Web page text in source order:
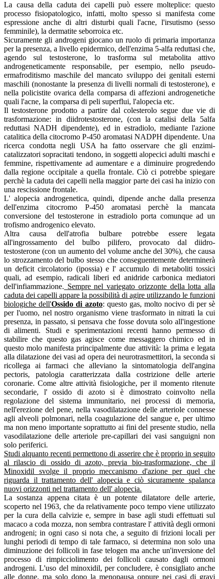
La causa della caduta dei capelli può essere molteplice: questo
processo fisiopatologico, infatti, molto spesso si manifesta come
espressione anche di altri disturbi quali l'acne, l'irsutismo (sesso
femminile), la dermatite seborroica etc.
Sicuramente gli androgeni giocano un ruolo di primaria importanza
per la presenza, a livello epidermico, dell'enzima 5-alfa reduttasi che,
agendo sul testosterone, lo trasforma sul metabolita attivo
androgeneticamente responsabile, per esempio, nello pseudo-
ermafroditismo maschile del mancato sviluppo dei genitali esterni
maschili (nonostante la presenza di livelli normali di testosterone), e
nella policistite ovarica della comparsa di affezioni androgenetiche
quali l'acne, la comparsa di peli superflui, l'alopecia etc.
Il testosterone prodotto a partire dal colesterolo segue due vie di
trasformazione: in diidrotestosterone, (con la catalisi della 5alfa
reduttasi NADH dipendente), ed in estradiolo, mediante l'azione
catalitica della citocromo P-450 aromatasi NADPH dipendente. Una
ricerca condotta negli USA ha fatto osservare che gli enzimi-
catalizzatori sopracitati tendono, in soggetti alopecici adulti maschi e
femmine, rispettivamente ad aumentare e a diminuire progredendo
dalla regione occipitale a quella frontale. Ciò ci potrebbe spiegare
perchè la caduta dei capelli nella maggior parte dei casi ha inizio con
una rescissione frontale.
L' alopecia androgenetica, quindi, dipende anche dalla presenza
dell'enzima citocromo P-450 aromatasi perchè la mancata
conversione del testosterone in estradiolo porta comunque ad un
trofismo androgenico elevato.
Altra causa dell'atrofia bulbare potrebbe essere legata
all'ingrossamento del bulbo pilifero, provocato dal diidro-
testosterone (con un aumento del volume anche del 30%), che causa
lo strozzamento del bulbo stesso che conseguentemente determinerà
un deficit circolatorio (ipossia) e l' accumulo di metaboliti tossici
quali, ad esempio, radicali liberi ed anidride carbonica mediatori
dell'infiammazione. Sempre nel variegato orizzonte della lotta alla
caduta dei capelli appare la possibilità di agire utilizzando le funzioni
biologiche dell'Ossido di azoto: questo gas, molto nocivo di per sè
per l'uomo, nel nostro organismo viene trasformato in nitrati la cui
presenza, in passato, si pensava che fosse dovuta solo all'ingestione
di alimenti. Studi e sperimentazioni recenti hanno permesso di
stabilire che questo gas agisce come messaggero chimico ed in
questo molo manifesta principalmente due attività: la prima e legata
alla dilatazione dei vasi ad opera dei neurotrasmettitori, la seconda si
ricollega ai farmaci che alleviano la sintomatologia dell'angina
pectoris, patologia caratterizzata dalla costrizione delle arterie
coronarie. Come altre attività fisiologiche, per il momento ritenute
secondarie, l' ossido di azoto si è dimostrato coinvolto nella
regolazione del sistema immunitario, nei processi di memoria,
nell'erezione del pene, nella vasodilatazione delle arteriole connesse
agli alveoli polmonari, nella coagulazione del sangue e, per ultimo
ma non meno importante soprattutto ai fini del presente studio, nella
vasodilatazione delle arteriole pre-capillari dei vasi sanguigni non
solo periferici.
Studi alquanto recenti permettono di asserire che è proprio in seguito
al rilascio di ossido di azoto, previa bio-trasformazione, che il
Minoxidil svolge il proprio meccanismo d'azione per quel che
riguarda il trattamento dell' alopecia e ciò sicuramente spalanca
nuovi orizzonti nel trattamento dell' alopecia.
La sostanza appena citata è un potente dilatatore delle arterie,
scoperto nel 1963, che da relativamente poco tempo viene utilizzato
per la cura della calvizie e, sempre in base agli studi effettuati sul
macaco a coda mozza, non sembra contrastare l' attività degli ormoni
androgeni; in ogni caso si nota che, a seguito di frizioni locali per
lunghi periodi di tempo di tale farmaco, si determina non solo una
diminuzione dei follicoli in fase telogen ma anche un'inversione del
processo di rimpicciolimento dei follicoli causato dagli ormoni
androgeni. L'uso del minoxidil, per concludere, è consigliato anche
alle donne, ma solo dopo la menopausa oppure nei casi di gravi